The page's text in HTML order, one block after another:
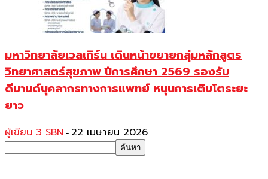
มหาวิทยาลัยเวสเทิร์น เดินหน้าขยายกลุ่มหลักสูตร
วิทยาศาสตร์สุขภาพ ปีการศึกษา 2569 รองรับ
ดีมานด์บุคลากรทางการแพทย์ หนุนการเติบโตระยะ
ยาว
ผู้เขียน 3 SBN - 22 เมษายน 2026